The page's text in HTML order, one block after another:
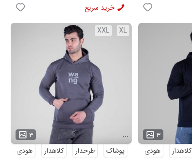
خرید سریع
۳
کلاهدار هودی
هودی مردانه
XL
XXL
۳
...
پوشاک
طرحدار کلاهدار هودی